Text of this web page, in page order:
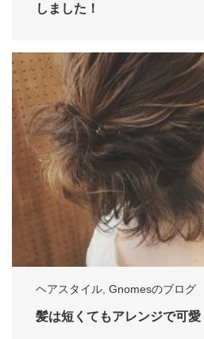
しました！
ヘアスタイル Gnomesのブログ
髪は短くてもアレンジで可愛